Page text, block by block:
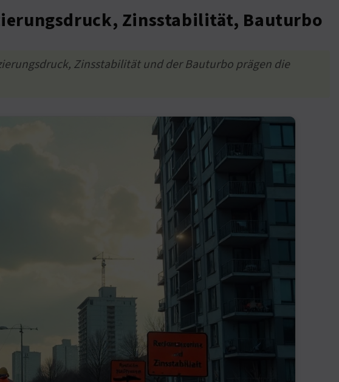
Zinsstabilität, Bauturbo
Zinsstabilität und der Bauturbo prägen die